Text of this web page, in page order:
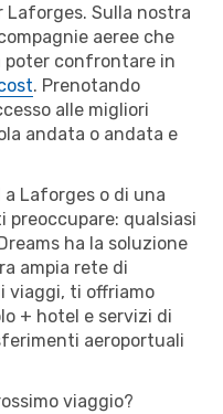
Sulla nostra
aeree che
poter confrontare in
. Prenotando
alle migliori
andata o andata e
Laforges o di una
preoccupare: qualsiasi
ha la soluzione
ampia rete di
viaggi, ti offriamo
+ hotel e servizi di
aeroportuali
viaggio?